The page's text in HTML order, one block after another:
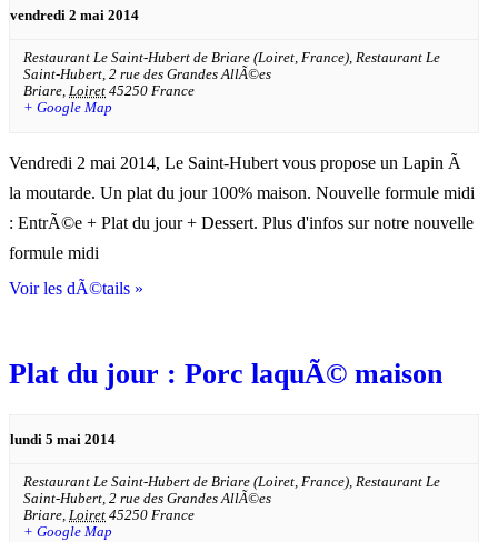
vendredi 2 mai 2014
Restaurant Le Saint-Hubert de Briare (Loiret, France), Restaurant Le
Saint-Hubert, 2 rue des Grandes AllÃ©es
Briare Loiret 45250 France
+ Google Map
Vendredi 2 mai 2014, Le Saint-Hubert vous propose un Lapin Ã
la moutarde. Un plat du jour 100% maison. Nouvelle formule midi
: EntrÃ©e + Plat du jour + Dessert. Plus d'infos sur notre nouvelle
formule midi
Voir les dÃ©tails »
Plat du jour : Porc laquÃ© maison
lundi 5 mai 2014
Restaurant Le Saint-Hubert de Briare (Loiret, France), Restaurant Le
Saint-Hubert, 2 rue des Grandes AllÃ©es
Briare, Loiret 45250 France
+ Google Map